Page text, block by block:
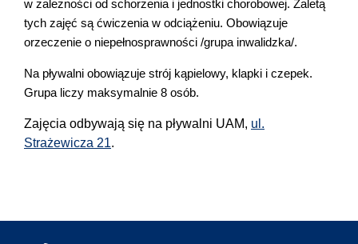
w zależności od schorzenia i jednostki chorobowej. Zaletą
tych zajęć są ćwiczenia w odciążeniu. Obowiązuje
orzeczenie o niepełnosprawności /grupa inwalidzka/.
Na pływalni obowiązuje strój kąpielowy, klapki i czepek.
Grupa liczy maksymalnie 8 osób.
Zajęcia odbywają się na pływalni UAM, ul.
Strażewicza 21.